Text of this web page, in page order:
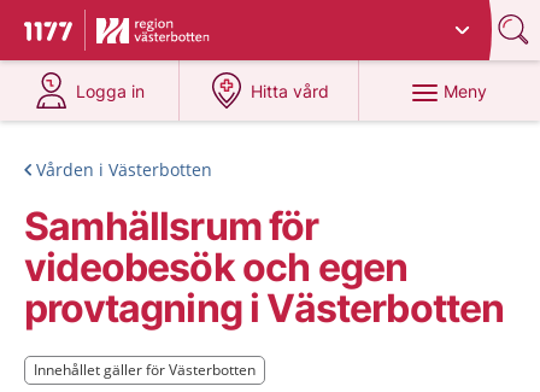
Till startsidan för 1177
Du har valt region
Logga in
på 1177.se
Hitta vård
på 1177.se
Meny
Vården i Västerbotten
Samhällsrum för
videobesök och egen
provtagning i Västerbotten
Innehållet gäller för Västerbotten
Innehållet gäller för Västerbotten